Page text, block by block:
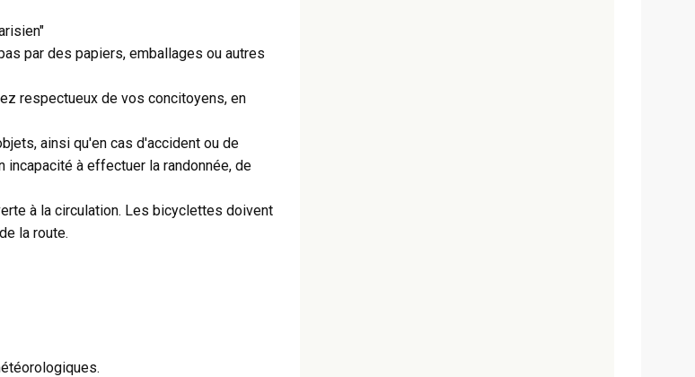
par des papiers, emballages ou autres
respectueux de vos concitoyens, en
ainsi qu'en cas d'accident ou de
à effectuer la randonnée, de
à la circulation. Les bicyclettes doivent
la route.